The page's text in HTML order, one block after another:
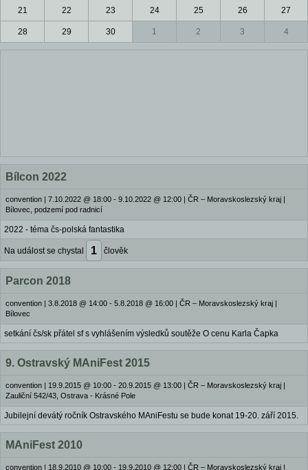
21 22 23 24 25 26 27
28 29 30 1 2 3 4
Bílcon 2022
convention | 7.10.2022 @ 18:00 - 9.10.2022 @ 12:00 | ČR – Moravskoslezský kraj |
Bílovec, podzemí pod radnicí
2022 - téma čs-polská fantastika
Na událost se chystal 1 člověk
Parcon 2018
convention | 3.8.2018 @ 14:00 - 5.8.2018 @ 16:00 | ČR – Moravskoslezský kraj |
Bílovec
setkání čs/sk přátel sf s vyhlášením výsledků soutěže O cenu Karla Čapka
9. Ostravský MAniFest 2015
convention | 19.9.2015 @ 10:00 - 20.9.2015 @ 13:00 | ČR – Moravskoslezský kraj |
Zauliční 542/43, Ostrava - Krásné Pole
Jubilejní devátý ročník Ostravského MAniFestu se bude konat 19-20. září 2015.
MAniFest 2010
convention | 18.9.2010 @ 10:00 - 19.9.2010 @ 12:00 | ČR – Moravskoslezský kraj |